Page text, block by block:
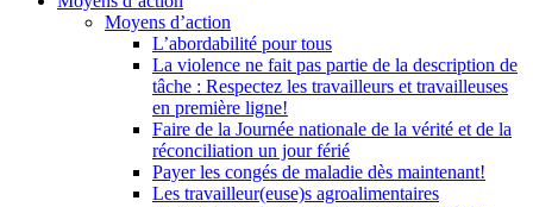
Moyens d’action
L’abordabilité pour tous
La violence ne fait pas partie de la description de
tâche : Respectez les travailleurs et travailleuses
en première ligne!
Faire de la Journée nationale de la vérité et de la
réconciliation un jour férié
Payer les congés de maladie dès maintenant!
Les travailleur(euse)s agroalimentaires